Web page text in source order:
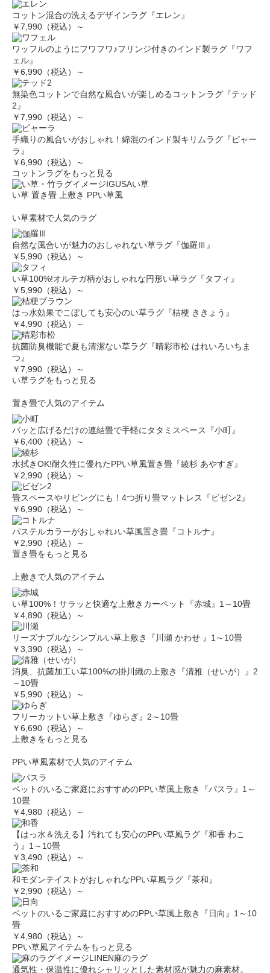
コットン混合の洗えるデザインラグ『エレン』
￥7,990（税込）～
ワッフルのようにフワフワ♪フリンジ付きのインド製ラグ『ワフ
ェル』
￥6,990（税込）～
無染色コットンで自然な風合いが楽しめるコットンラグ『テッド
2』
￥7,990（税込）～
手織りの風合いがおしゃれ！綿混のインド製キリムラグ『ピャー
ラ』
￥6,990（税込）～
コットンラグをもっと見る
IGUSAい草
い草 置き畳 上敷き PPい草風
い草素材で人気のラグ
自然な風合いが魅力のおしゃれない草ラグ『伽羅Ⅲ』
￥5,990（税込）～
い草100%!オルテガ柄がおしゃれな円形い草ラグ『タフィ』
￥5,990（税込）～
はっ水効果でこぼしても安心のい草ラグ『桔梗 ききょう』
￥4,990（税込）～
抗菌防臭機能で夏も清潔ない草ラグ『晴彩市松 はれいろいちま
つ』
￥7,990（税込）～
い草ラグをもっと見る
置き畳で人気のアイテム
パッと広げるだけの連結畳で手軽にタタミスペース『小町』
￥6,400（税込）～
水拭きOK!耐久性に優れたPPい草風置き畳『綾杉 あやすぎ』
￥2,990（税込）～
畳スペースやリビングにも！4つ折り畳マットレス『ビゼン2』
￥6,990（税込）～
パステルカラーがおしゃれ♪い草風置き畳『コトルナ』
￥2,990（税込）～
置き畳をもっと見る
上敷きで人気のアイテム
い草100%！サラッと快適な上敷きカーペット『赤城』1～10畳
￥4,890（税込）～
リーズナブルなシンプルい草上敷き『川瀬 かわせ 』1～10畳
￥3,390（税込）～
消臭、抗菌加工い草100%の掛川織の上敷き『清雅（せいが）』2
～10畳
￥5,990（税込）～
フリーカットい草上敷き『ゆらぎ』2～10畳
￥6,690（税込）～
上敷きをもっと見る
PPい草風素材で人気のアイテム
ペットのいるご家庭におすすめのPPい草風上敷き『パスラ』1～
10畳
￥4,980（税込）～
【はっ水＆洗える】汚れても安心のPPい草風ラグ『和香 わこ
う』1～10畳
￥3,490（税込）～
和モダンテイストがおしゃれなPPい草風ラグ『茶和』
￥2,990（税込）～
ペットのいるご家庭におすすめのPPい草風上敷き『日向』1～10
畳
￥4,980（税込）～
PPい草風アイテムをもっと見る
LINEN麻のラグ
通気性・保温性に優れシャリッとした素材感が魅力の麻素材。